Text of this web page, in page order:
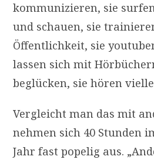
kommunizieren, sie
und schauen, sie
Öffentlichkeit, sie
lassen sich mit
beglücken, sie hören
Vergleicht man das mit
nehmen sich 40 Stunden
Jahr fast popelig aus.